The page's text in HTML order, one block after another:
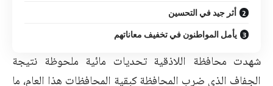
أثر جيد في التحسين
يأمل المواطنون في تخفيف معاناتهم
شهدت محافظة اللاذقية تحديات مائية ملحوظة نتيجة
الجفاف الذي ضرب المحافظة كبقية المحافظات هذا العام، ما